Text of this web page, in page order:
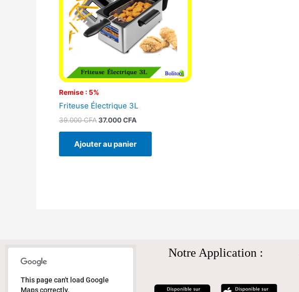
Remise : 5%
Friteuse Électrique 3L
39.000CFA37.000CFA
Ajouter au panier
This page can't load Google
Maps correctly.
Notre Application :